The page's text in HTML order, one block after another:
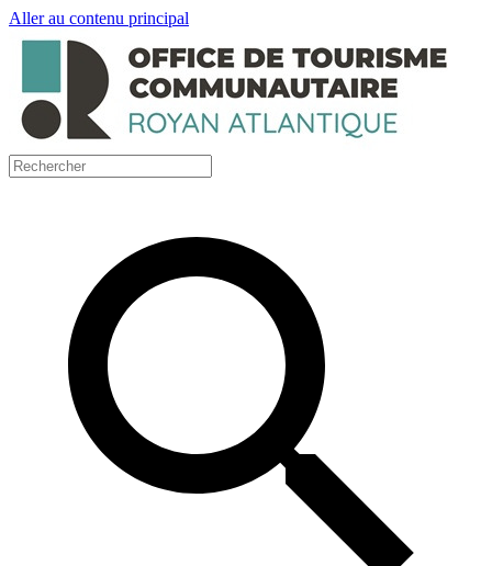
Aller au contenu principal